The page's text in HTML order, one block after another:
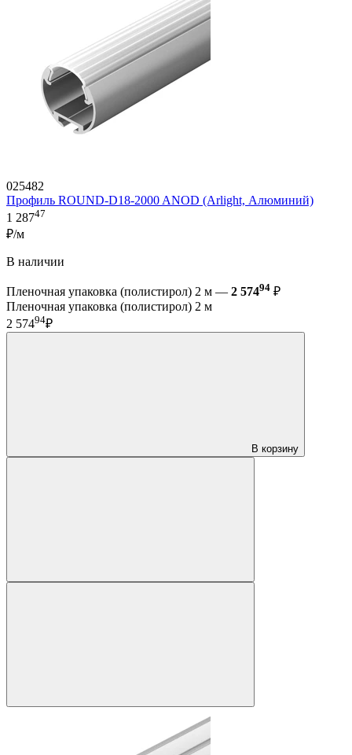
025482
Профиль ROUND-D18-2000 ANOD (Arlight, Алюминий)
1 28747
₽/м
В наличии
Пленочная упаковка (полистирол) 2 м — 2 57494 ₽
Пленочная упаковка (полистирол) 2 м
2 57494₽
В корзину